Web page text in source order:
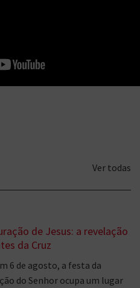
Ver todas
de Jesus: a revelação
da Cruz
6 de agosto, a festa da
do Senhor ocupa um lugar